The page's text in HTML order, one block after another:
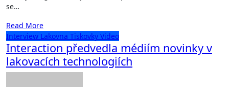
se…
Read More
Interview Lakovna Tiskovky Video
Interaction předvedla médiím novinky v
lakovacích technologiích